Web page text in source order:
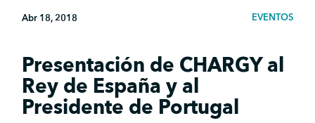
Abr 18, 2018 EVENTOS
Presentación de CHARGY al
Rey de España y al
Presidente de Portugal